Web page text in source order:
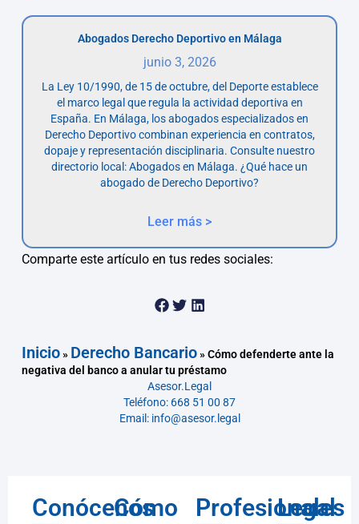
Abogados Derecho Deportivo en Málaga
junio 3, 2026
La Ley 10/1990, de 15 de octubre, del Deporte establece
el marco legal que regula la actividad deportiva en
España. En Málaga, los abogados especializados en
Derecho Deportivo combinan experiencia en contratos,
dopaje y representación disciplinaria. Consulte nuestro
directorio local: Abogados en Málaga. ¿Qué hace un
abogado de Derecho Deportivo?
Leer más >
Comparte este artículo en tus redes sociales:
Inicio» Derecho Bancario»Cómo defenderte ante la
negativa del banco a anular tu préstamo
Asesor.Legal
Teléfono: 668 51 00 87
Email: info@asesor.legal
Conócenos
Cómo
Profesionales
Legal